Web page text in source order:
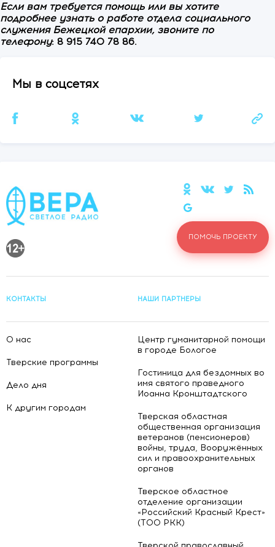
Если вам требуется помощь или вы хотите
подробнее узнать о работе отдела социального
служения Бежецкой епархии, звоните по
телефону: 8 915 740 78 86.
Мы в соцсетях
КОНТАКТЫ НАШИ ПАРТНЕРЫ
О нас
Тверские программы
Дело дня
К другим городам
Центр гуманитарной помощи
в городе Бологое
Гостиница для бездомных во
имя святого праведного
Иоанна Кронштадтского
Тверская областная
общественная организация
ветеранов (пенсионеров)
войны, труда, Вооружённых
сил и правоохранительных
органов
Тверское областное
отделение организации
«Российский Красный Крест»
(ТОО РКК)
ПОМОЧЬ ПРОЕКТУ